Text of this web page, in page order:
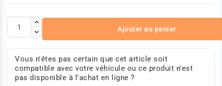
Ajouter au panier
Vous n'êtes pas certain que cet article soit
compatible avec votre véhicule ou ce produit n'est
pas disponible à l'achat en ligne ?